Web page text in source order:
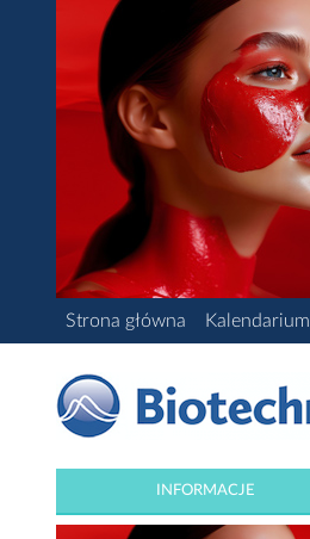
Strona główna Kalendarium
INFORMACJE